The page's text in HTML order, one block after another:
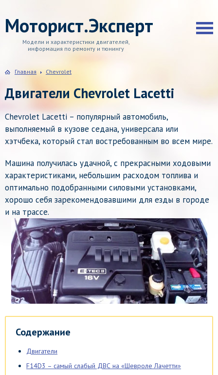
Моторист.Эксперт
Модели и характеристики двигателей,
информация по ремонту и тюнингу
Главная Chevrolet
Двигатели Chevrolet Lacetti
Chevrolet Lacetti – популярный автомобиль,
выполняемый в кузове седана, универсала или
хэтчбека, который стал востребованным во всем мире.
Машина получилась удачной, с прекрасными ходовыми
характеристиками, небольшим расходом топлива и
оптимально подобранными силовыми установками,
хорошо себя зарекомендовавшими для езды в городе
и на трассе.
Содержание
Двигатели
F14D3 – самый слабый ДВС на «Шевроле Лачетти»